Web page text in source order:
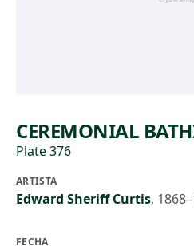
CEREMONIAL
Plate 376
ARTISTA
Edward Sheriff Curtis,
FECHA